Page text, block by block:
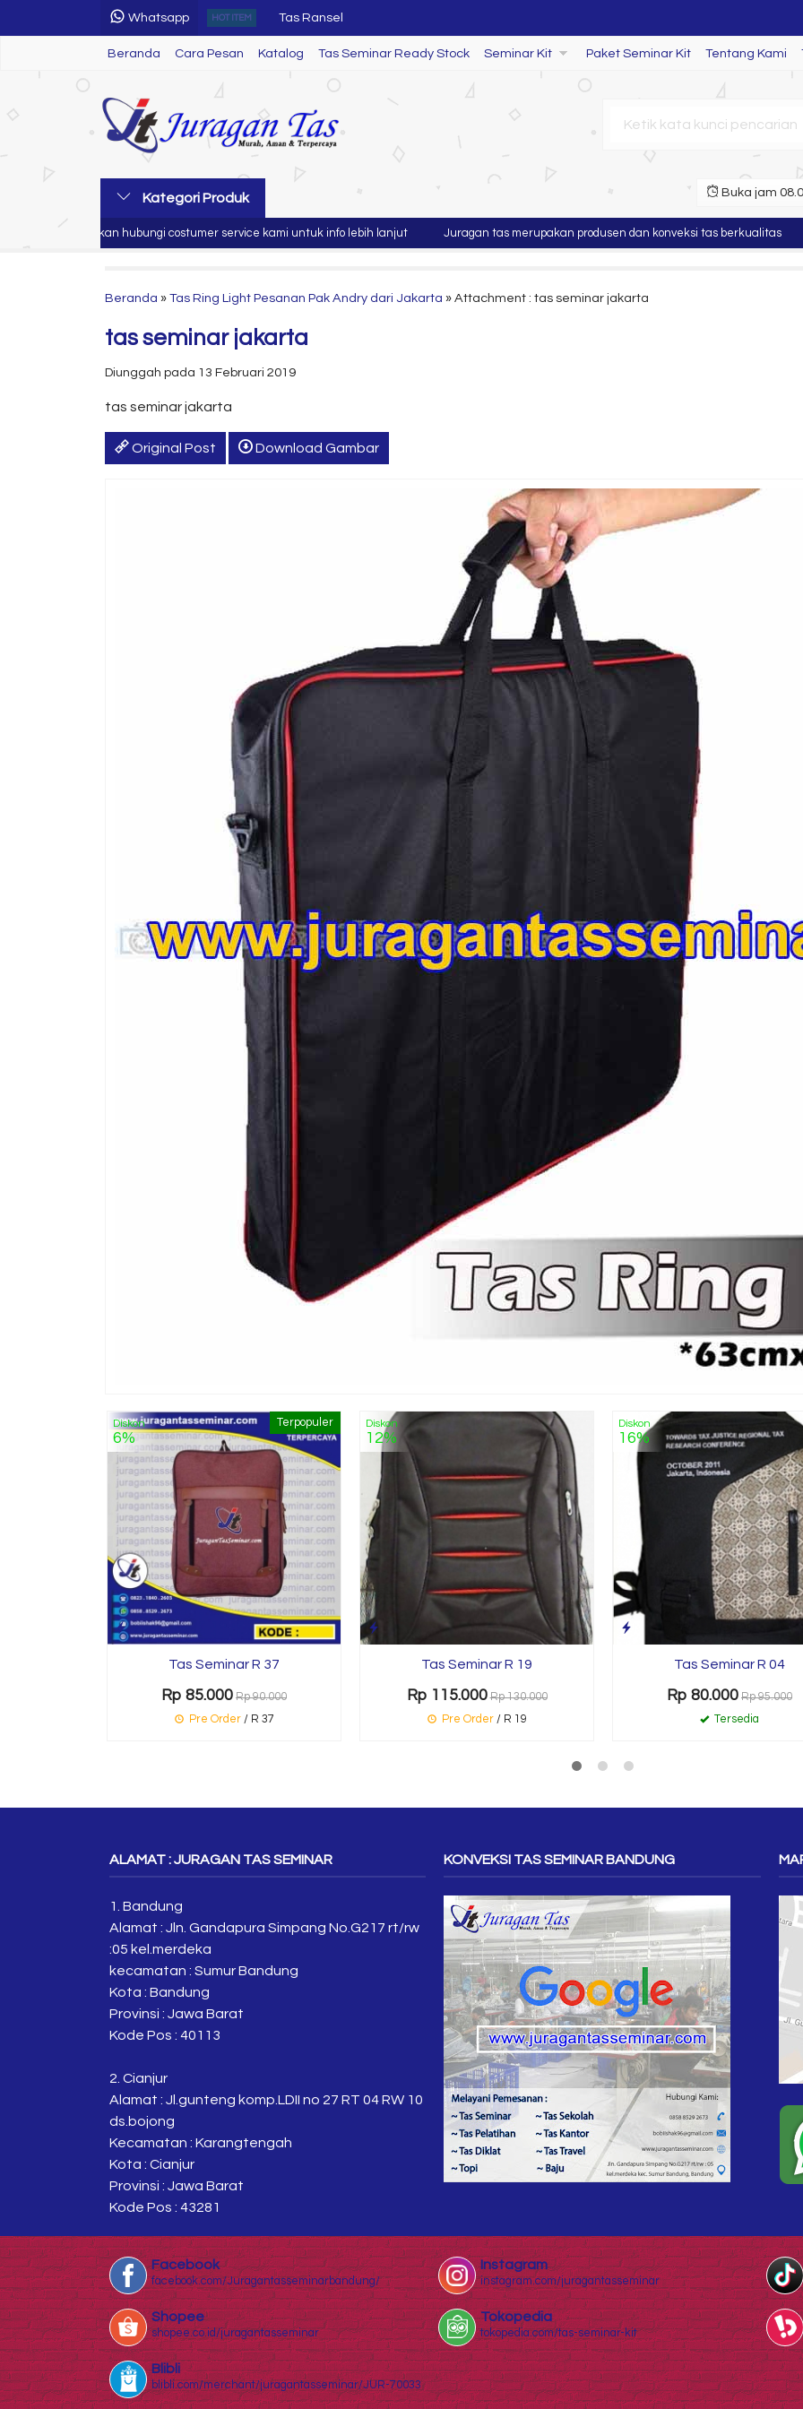
Whatsapp HOT ITEM Tas Seminar SL 12
Tas Seminar Selempang SL 73
Tas Seminar SL 62
Tas Seminar SL 21
Beranda Cara Pesan Katalog Tas Seminar Ready Stock Seminar Kit Paket Seminar Kit Tentang Kami
Kategori Produk Buka jam
Silahkan hubungi costumer service kami untuk info lebih lanjut Juragan tas merupakan produsen dan konveksi tas berkualitas
Beranda » Tas Ring Light Pesanan Pak Andry dari Jakarta » Attachment : tas seminar jakarta
tas seminar jakarta
Diunggah pada 13 Februari 2019
tas seminar jakarta
Original Post Download Gambar
Terpopuler
Diskon
6%
Tas Seminar R 37
Rp 85.000 Rp 90.000
Pre Order/ R 37
Diskon
12%
Tas Seminar R 19
Rp 115.000 Rp 130.000
Pre Order/ R 19
Diskon
16%
Tas Seminar R 04
Rp 80.000 Rp 95.000
Tersedia
ALAMAT : JURAGAN TAS SEMINAR
1. Bandung
Alamat : Jln. Gandapura Simpang No.G217 rt/rw
:05 kel.merdeka
kecamatan : Sumur Bandung
Kota : Bandung
Provinsi : Jawa Barat
Kode Pos : 40113
2. Cianjur
Alamat : Jl.gunteng komp.LDII no 27 RT 04 RW 10
ds.bojong
Kecamatan : Karangtengah
Kota : Cianjur
Provinsi : Jawa Barat
Kode Pos : 43281
KONVEKSI TAS SEMINAR BANDUNG
Facebook
facebook.com/Juragantasseminarbandung/
Instagram
instagram.com/juragantasseminar
Shopee
shopee.co.id/juragantasseminar
Tokopedia
tokopedia.com/tas-seminar-kit
Blibli
blibli.com/merchant/juragantasseminar/JUR-70033